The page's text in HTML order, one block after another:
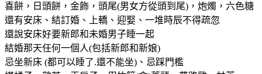
喜餅，日頭餅，金飾，頭尾(男女方從頭到尾)，炮燭，六色糖
還有安床、結訂婚、上轎、迎娶、一堆時辰不得疏忽
還說安床好要新郎和未婚男子睡一起
結婚那天任何一個人(包括新郎和新娘)
忌坐新床 (都可以睡了.還不能坐)、忌踩門檻